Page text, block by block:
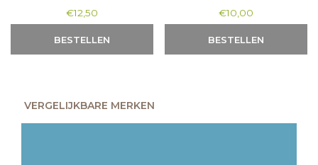
€12,50
BESTELLEN
€10,00
BESTELLEN
VERGELIJKBARE MERKEN